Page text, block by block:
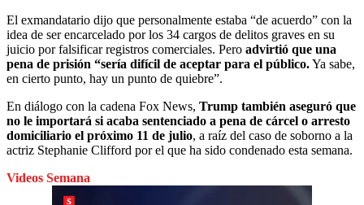
El exmandatario dijo que personalmente estaba “de acuerdo” con la
idea de ser encarcelado por los 34 cargos de delitos graves en su
juicio por falsificar registros comerciales. Pero advirtió que una
pena de prisión “sería difícil de aceptar para el público.Ya sabe,
en cierto punto, hay un punto de quiebre”.
En diálogo con la cadena Fox News, Trump también aseguró que
no le importará si acaba sentenciado a pena de cárcel o arresto
domiciliario el próximo 11 de julio, a raíz del caso de soborno a la
actriz Stephanie Clifford por el que ha sido condenado esta semana.
Videos Semana